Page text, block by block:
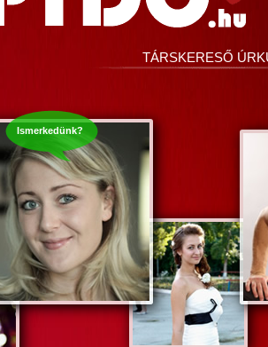
TÁRSKERESŐ
Ismerkedünk?